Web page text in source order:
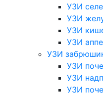
УЗИ
УЗИ
УЗИ
УЗИ
УЗИ
УЗИ
УЗИ
УЗИ